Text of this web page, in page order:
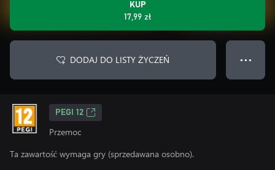
KUP
17,99 zł
DODAJ DO LISTY ŻYCZEŃ ● ● ●
PEGI 12
Przemoc
Ta zawartość wymaga gry (sprzedawana osobno).